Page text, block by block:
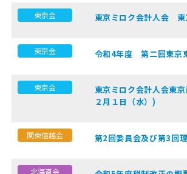
東京会 東京ミロク会計人会
東京会 令和4年度 第二回東京
東京会
東京ミロク会計人会東
２月１日（水）)
関東信越会 第2回委員会及び第3回
北海道会